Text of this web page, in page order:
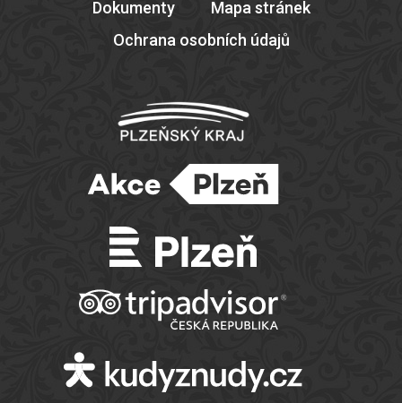
Dokumenty
Mapa stránek
Ochrana osobních údajů